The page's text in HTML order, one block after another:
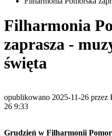
Filharmonia
zaprasza -
święta
opublikowano 2025-11-26 przez
26 9:33
Grudzień w Filharmonii